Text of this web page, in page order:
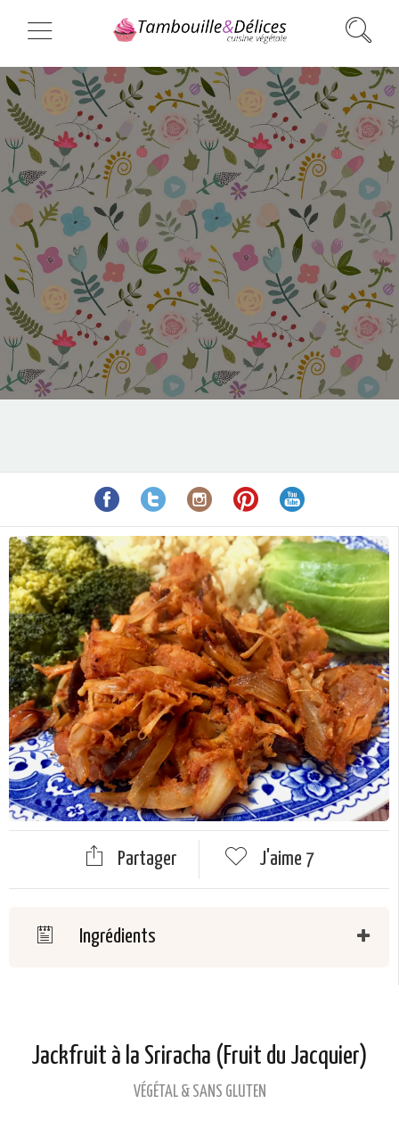
Partager J'aime 7
Ingrédients
Jackfruit à la Sriracha (Fruit du Jacquier)
VÉGÉTAL & SANS GLUTEN